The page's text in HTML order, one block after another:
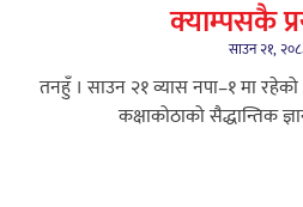
क्याम्पसकै
साउन २१,
तनहुँ । साउन २१ व्यास नपा–१ मा
कक्षाकोठाको सैद्धान्तिक